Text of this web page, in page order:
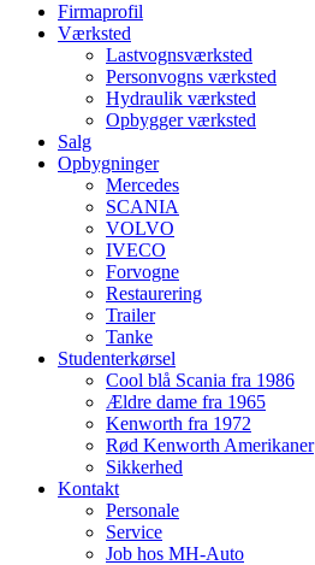
Firmaprofil
Værksted
Lastvognsværksted
Personvogns værksted
Hydraulik værksted
Opbygger værksted
Salg
Opbygninger
Mercedes
SCANIA
VOLVO
IVECO
Forvogne
Restaurering
Trailer
Tanke
Studenterkørsel
Cool blå Scania fra 1986
Ældre dame fra 1965
Kenworth fra 1972
Rød Kenworth Amerikaner
Sikkerhed
Kontakt
Personale
Service
Job hos MH-Auto